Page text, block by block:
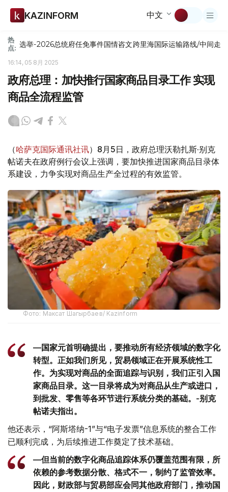
KAZINFORM 中文
热
点: 选举-2026总统府任免事件国情咨文跨里海国际运输路线/中间走廊
16:14, 05 8月 2025
政府总理：加快推行国家商品目录工作 实现
商品全流程监管
（哈萨克国际通讯社讯）8月5日，政府总理沃勒扎斯·别克
帖诺夫在政府例行会议上强调，要加快推进国家商品目录体
系建设，力争实现对商品生产全过程的有效监管。
Фото: Максат Шагырбаев/ Kazinform
—国家元首明确提出，要推动所有经济领域的数字化
转型。正如我们所见，贸易领域正在开展系统性工
作。为实现对商品的全面追踪与识别，我们正引入国
家商品目录。这一目录将成为对商品从生产或进口，
到批发、零售等各环节进行系统分类的基础。-别克
帖诺夫指出。
他还表示，“阿斯塔纳-1”与“电子发票”信息系统的整合工作
已顺利完成，为后续推进工作奠定了技术基础。
—但当前的数字化商品追踪体系仍覆盖范围有限，所
依赖的参考数据分散、格式不一，制约了监管效率。
因此，财政部与贸易部应会同其他政府部门，推动国